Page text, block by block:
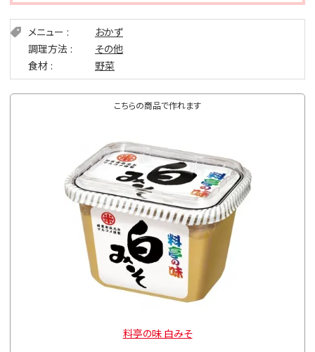
メニュー
おかず
調理方法
その他
食材
野菜
こちらの商品で作れます
料亭の味 白みそ